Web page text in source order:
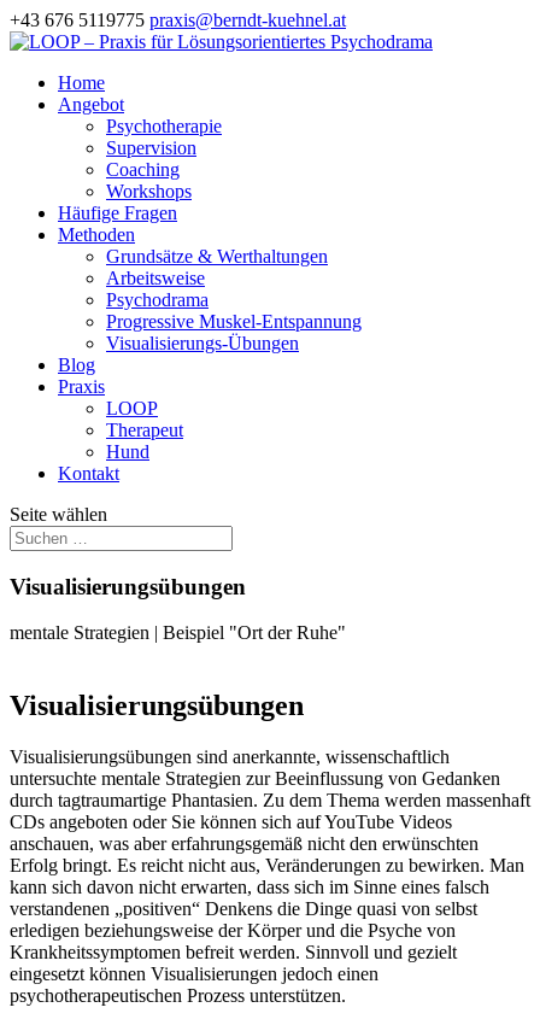
+43 676 5119775 praxis@berndt-kuehnel.at
Home
Angebot
Psychotherapie
Supervision
Coaching
Workshops
Häufige Fragen
Methoden
Grundsätze & Werthaltungen
Arbeitsweise
Psychodrama
Progressive Muskel-Entspannung
Visualisierungs-Übungen
Blog
Praxis
LOOP
Therapeut
Hund
Kontakt
Seite wählen
Visualisierungsübungen
mentale Strategien | Beispiel "Ort der Ruhe"
Visualisierungsübungen
Visualisierungsübungen sind anerkannte, wissenschaftlich
untersuchte mentale Strategien zur Beeinflussung von Gedanken
durch tagtraumartige Phantasien. Zu dem Thema werden massenhaft
CDs angeboten oder Sie können sich auf YouTube Videos
anschauen, was aber erfahrungsgemäß nicht den erwünschten
Erfolg bringt. Es reicht nicht aus, Veränderungen zu bewirken. Man
kann sich davon nicht erwarten, dass sich im Sinne eines falsch
verstandenen „positiven“ Denkens die Dinge quasi von selbst
erledigen beziehungsweise der Körper und die Psyche von
Krankheitssymptomen befreit werden. Sinnvoll und gezielt
eingesetzt können Visualisierungen jedoch einen
psychotherapeutischen Prozess unterstützen.